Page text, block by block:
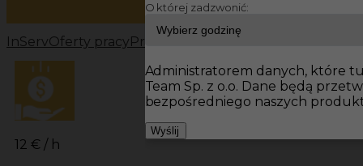
InServOferty pracy Prace wykończeniowe Niemcy
12 € / h
O której zadzwonić:
Administratorem danych, które
Team Sp. z o.o. Dane będą
bezpośredniego naszych
Wyślij